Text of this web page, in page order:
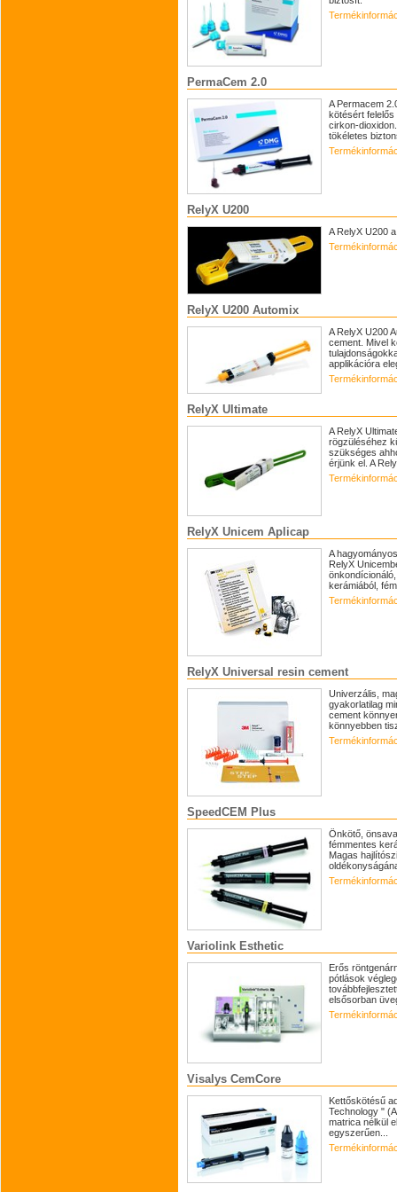
PermaCem 2.0
A Permacem
kötésért
cirkon-
tökéletes
RelyX U200
A RelyX U200
RelyX U200 Automix
A RelyX U200
cement. Mivel
applikációra
RelyX Ultimate
A RelyX
rögzüléséhez
szükséges
érjünk el. A
RelyX Unicem Aplicap
A
RelyX
kerámiából,
RelyX Universal resin cement
Univerzális,
gyakorlatilag
cement
könnyebben
SpeedCEM Plus
Önkötő,
fémmentes
Magas
Variolink Esthetic
Erős
pótlások
elsősorban
Visalys CemCore
Kettőskötésű
Technology "
matrica nélkül
egyszerűen...